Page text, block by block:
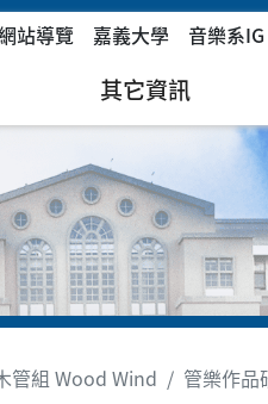
站導覽 嘉義大學 音樂系IG
其它資訊
管組 Wood Wind 管樂作